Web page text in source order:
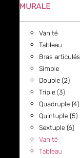
MURALE
Vanité
Tableau
Bras articulés
Simple
Double (2)
Triple (3)
Quadruple (4)
Quintuple (5)
Sextuple (6)
Vanité
Tableau